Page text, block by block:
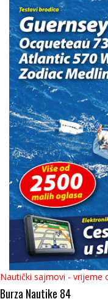
Nautički sajmovi - vrijeme
Burza Nautike 84